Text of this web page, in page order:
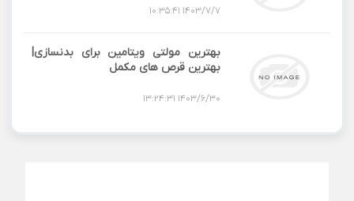
1403/7/7 10:35:41
بهترین مولتی ویتامین برای بدنسازی|
بهترین قرص های مکمل
1403/6/30 13:24:31